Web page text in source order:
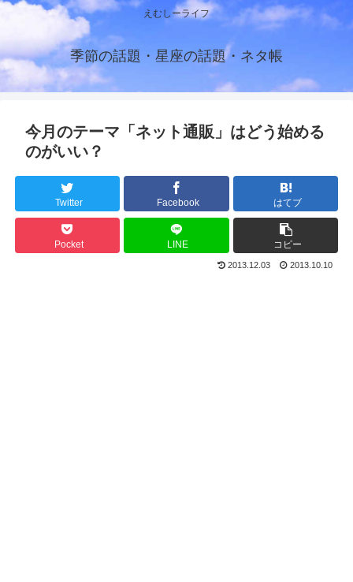
えむしーライフ
季節の話題・星座の話題・ネタ帳
今月のテーマ「ネット通販」はどう始める
のがいい？
Twitter Facebook はてブ
Pocket LINE コピー
2013.12.03 2013.10.10